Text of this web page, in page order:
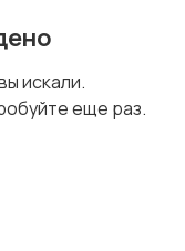
искали.
еще раз.